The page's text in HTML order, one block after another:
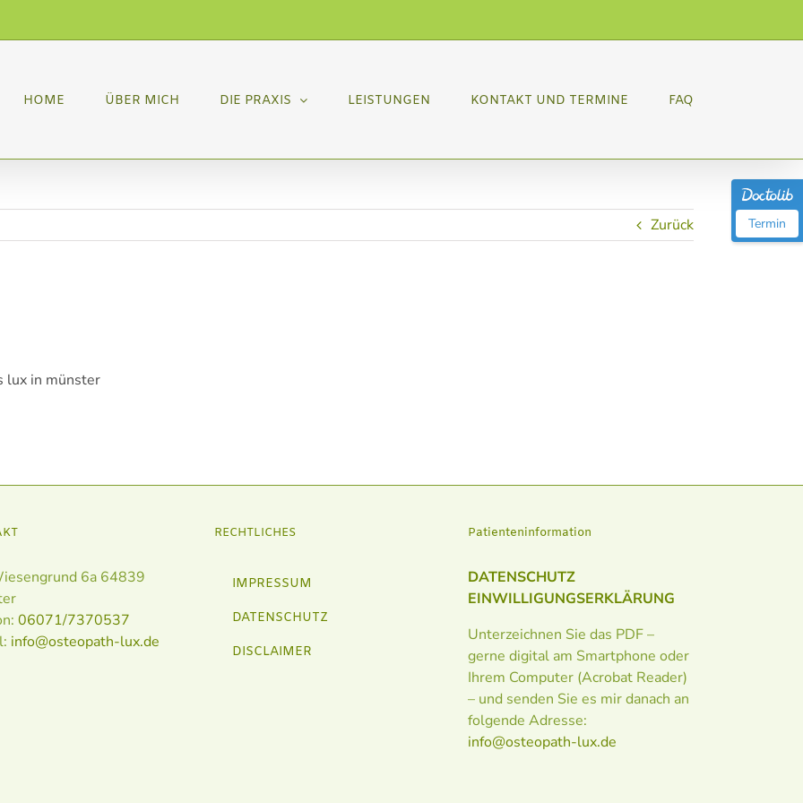
HOME ÜBER MICH DIE PRAXIS LEISTUNGEN KONTAKT UND TERMINE FAQ
Zurück
lux in münster
6a 64839
06071/7370537
info@osteopath-lux.de
RECHTLICHES
IMPRESSUM
DATENSCHUTZ
DISCLAIMER
Patienteninformation
DATENSCHUTZ
EINWILLIGUNGSERKLÄRUNG
Unterzeichnen Sie das PDF –
gerne digital am Smartphone oder
Ihrem Computer (Acrobat Reader)
– und senden Sie es mir danach an
folgende Adresse:
info@osteopath-lux.de
Termin